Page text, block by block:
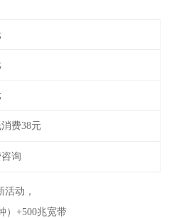
费38元
询
动，
）+500兆宽带